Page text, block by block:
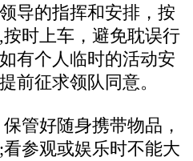
导的指挥和安排，按
时上车，避免耽误行
有个人临时的活动安
前征求领队同意。
管好随身携带物品，
参观或娱乐时不能大